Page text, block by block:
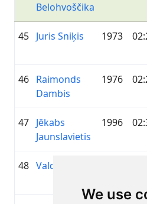
We use
Belohvoščika
45 Juris Sniķis 1973
46 Raimonds
Dambis
1976
47 Jēkabs
Jaunslavietis
1996
48 Valdis Ukins